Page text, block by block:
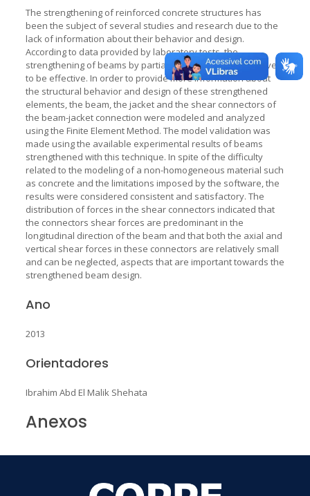
The strengthening of reinforced concrete structures has
been the subject of several studies and research due to the
lack of information about their behavior and design.
According to data provided by laboratory tests, the
strengthening of beams by partial jacketing in flexure proved
to be effective. In order to provide more information about
the structural behavior and design of these strengthened
elements, the beam, the jacket and the shear connectors of
the beam-jacket connection were modeled and analyzed
using the Finite Element Method. The model validation was
made using the available experimental results of beams
strengthened with this technique. In spite of the difficulty
related to the modeling of a non-homogeneous material such
as concrete and the limitations imposed by the software, the
results were considered consistent and satisfactory. The
distribution of forces in the shear connectors indicated that
the connectors shear forces are predominant in the
longitudinal direction of the beam and that both the axial and
vertical shear forces in these connectors are relatively small
and can be neglected, aspects that are important towards the
strengthened beam design.
Ano
2013
Orientadores
Ibrahim Abd El Malik Shehata
Anexos